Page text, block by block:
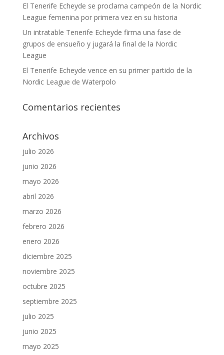
El Tenerife Echeyde se proclama campeón de la Nordic
League femenina por primera vez en su historia
Un intratable Tenerife Echeyde firma una fase de
grupos de ensueño y jugará la final de la Nordic
League
El Tenerife Echeyde vence en su primer partido de la
Nordic League de Waterpolo
Comentarios recientes
Archivos
julio 2026
junio 2026
mayo 2026
abril 2026
marzo 2026
febrero 2026
enero 2026
diciembre 2025
noviembre 2025
octubre 2025
septiembre 2025
julio 2025
junio 2025
mayo 2025